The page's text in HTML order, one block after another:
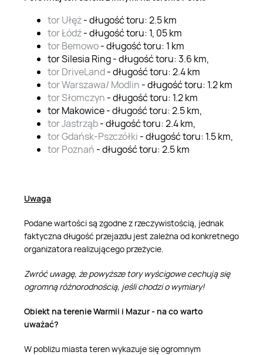
tor Ułęż- długość toru: 2.5 km
tor Łódź- długość toru: 1, 05 km
tor Bemowo- długość toru: 1 km
tor Silesia Ring - długość toru: 3.6 km,
tor DriveLand- długość toru: 2.4 km
tor Warszawa/ Modlin - długość toru: 1.2 km
tor Słomczyn - długość toru: 1.2 km
tor Makowice - długość toru: 2.5 km,
tor Jastrząb- długość toru: 2.4 km,
tor Gdańsk-Pszczółki - długość toru: 1.5 km,
tor Poznań - długość toru: 2.5 km
Uwaga
Podane wartości są zgodne z rzeczywistością, jednak
faktyczna długość przejazdu jest zależna od konkretnego
organizatora realizującego przeżycie.
Zwróć uwagę, że powyższe tory wyścigowe cechują się
ogromną różnorodnością, jeśli chodzi o wymiary!
Obiekt na terenie Warmii i Mazur - na co warto
uważać?
W pobliżu miasta teren wykazuje się ogromnym